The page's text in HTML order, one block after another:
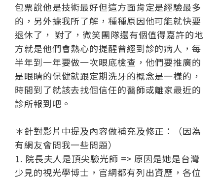
包票說他是技術最好但這方面肯定是經驗最多
的，另外據我所了解，種種原因他可能就快要
退休了， 對了，微笑團隊還有個值得嘉許的地
方就是他們會熱心的提醒曾經到診的病人，每
半年到一年要做一次眼底檢查，他們要推廣的
是眼睛的保健就跟定期洗牙的概念是一樣的，
時間到了就該去找個信任的醫師或離家最近的
診所報到吧。
＊針對影片中提及內容做補充及修正：（因為
有網友會問我一些問題）
1. 院長夫人是頂尖驗光師 => 原因是她是台灣
少見的視光學博士，官網都有列出資歷，各位